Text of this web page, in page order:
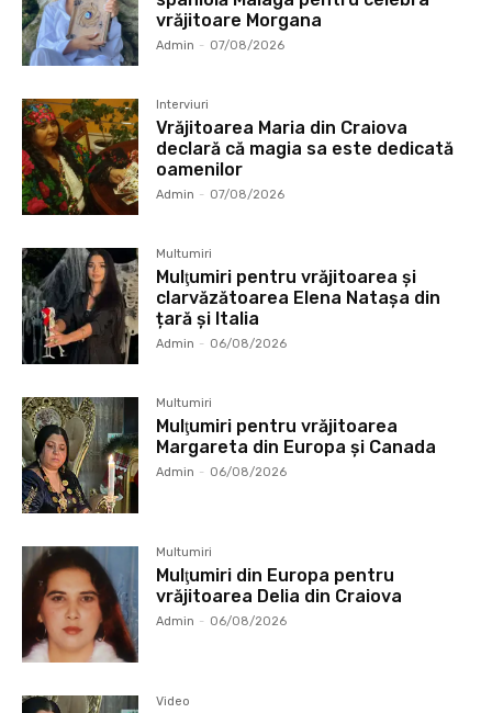
vrăjitoare Morgana
Admin - 07/08/2026
Interviuri
Vrăjitoarea Maria din Craiova
declară că magia sa este dedicată
oamenilor
Admin - 07/08/2026
Multumiri
Mulţumiri pentru vrăjitoarea și
clarvăzătoarea Elena Natașa din
țară și Italia
Admin - 06/08/2026
Multumiri
Mulţumiri pentru vrăjitoarea
Margareta din Europa și Canada
Admin - 06/08/2026
Multumiri
Mulţumiri din Europa pentru
vrăjitoarea Delia din Craiova
Admin - 06/08/2026
Video